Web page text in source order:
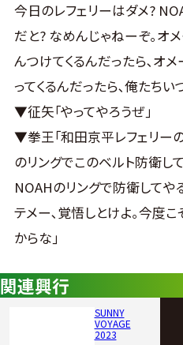
今日のレフェリーはダメ?
だと? なめんじゃねーぞ｡オ
んつけてくるんだったら､オ
ってくるんだったら､俺たち
▼征矢｢やってやろうぜ｣
▼拳王｢和田京平レフェリー
のリングでこのベルト防衛し
NOAHのリングで防衛してや
テメー､覚悟しとけよ｡今度こ
からな｣
関連興行
SUNNY
VOYAGE
2023